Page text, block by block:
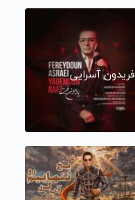
فریدون آسرایی